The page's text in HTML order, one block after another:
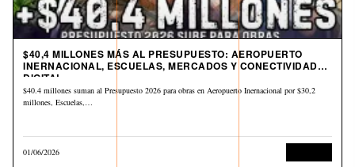
$40,4 MILLONES MÁS AL PRESUPUESTO: AEROPUERTO
INERNACIONAL, ESCUELAS, MERCADOS Y CONECTIVIDAD
DIGITAL
$40.4 millones suman al Presupuesto 2026 para obras en Aeropuerto Inernacional por $30,2
millones, Escuelas,…
01/06/2026